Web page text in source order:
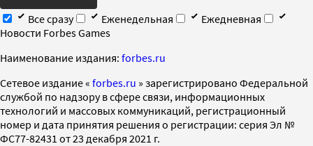
Все сразу
Еженедельная
Ежедневная
Новости Forbes Games
Наименование издания: forbes.ru
Cетевое издание « forbes.ru » зарегистрировано Федеральной
службой по надзору в сфере связи, информационных
технологий и массовых коммуникаций, регистрационный
номер и дата принятия решения о регистрации: серия Эл №
ФС77-82431 от 23 декабря 2021 г.